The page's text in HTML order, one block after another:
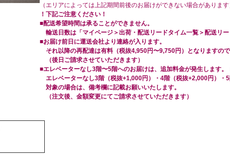
（エリアによっては上記期間前後のお届けができない場合があります
！下記ご注意ください！
■配送希望時間は承ることができません。
輸送日数は「マイページ＞出荷・配送リードタイム一覧＞配送リー
■お届け前日に運送会社より連絡が入ります。
それ以降の再配達は有料（税抜4,950円〜9,750円）となりますので
（後日ご請求させていただきます）
■エレベーターなし3階〜5階へのお届けは、追加料金が発生します。
エレベーターなし3階（税抜+1,000円）・4階（税抜+2,000円）・5
対象の場合は、備考欄に記載お願いいたします。
（注文後、金額変更にてご請求させていただきます）